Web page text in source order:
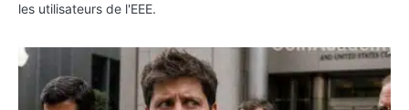
les utilisateurs de l'EEE.
OpenAI demande le rejet de la plainte d’Apple et